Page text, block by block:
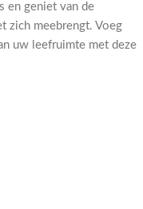
en geniet van de
zich meebrengt. Voeg
uw leefruimte met deze